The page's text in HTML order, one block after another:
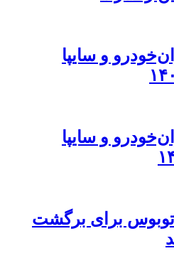
و سایپا
و سایپا
اتوبوس برای برگشت